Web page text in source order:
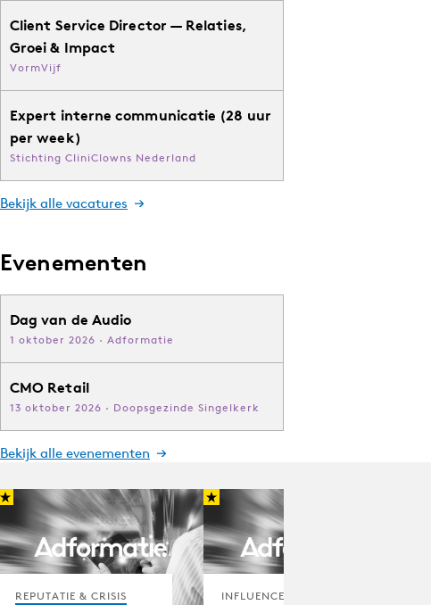
Client Service Director — Relaties,
Groei & Impact
VormVijf
Expert interne communicatie (28 uur
per week)
Stichting CliniClowns Nederland
Bekijk alle vacatures
Evenementen
Dag van de Audio
1 oktober 2026 · Adformatie
CMO Retail
13 oktober 2026 · Doopsgezinde Singelkerk
Bekijk alle evenementen
REPUTATIE & CRISIS
INFLUENCER